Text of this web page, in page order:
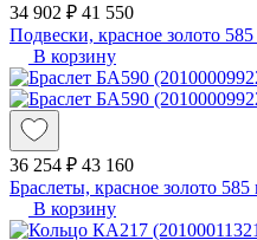
34 902 ₽ 41 550
Подвески, красное золото
В корзину
36 254 ₽ 43 160
Браслеты, красное золото
В корзину